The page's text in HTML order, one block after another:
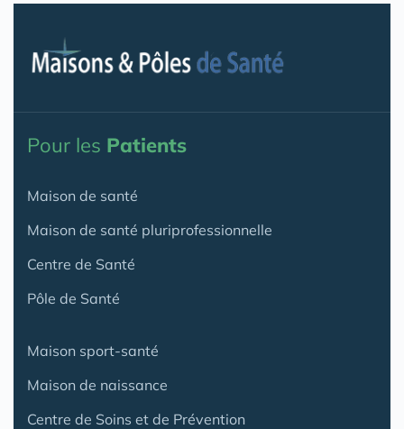
Pour les Patients
Maison de santé
Maison de santé pluriprofessionnelle
Centre de Santé
Pôle de Santé
Maison sport-santé
Maison de naissance
Centre de Soins et de Prévention